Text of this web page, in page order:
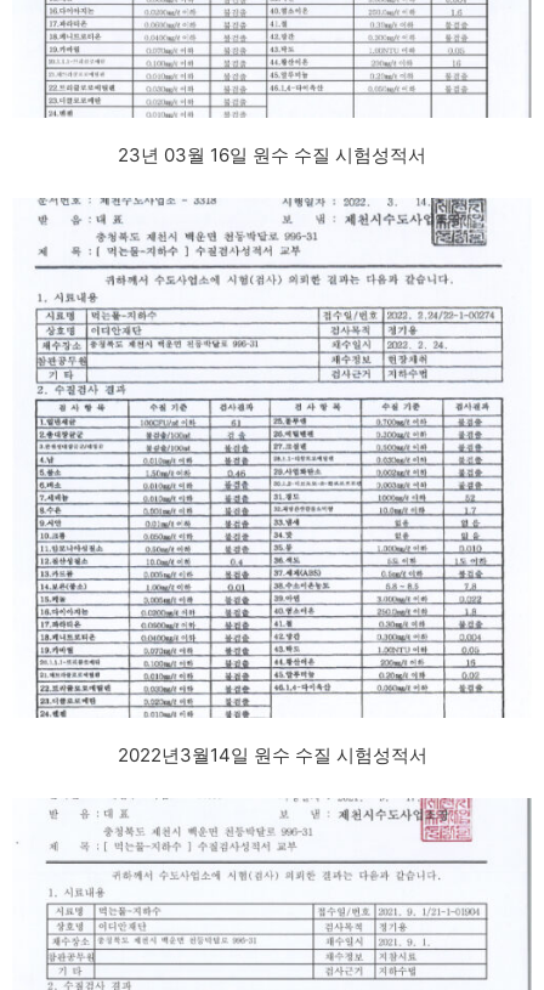
23년 03월 16일 원수 수질 시험성적서
2022년3월14일 원수 수질 시험성적서